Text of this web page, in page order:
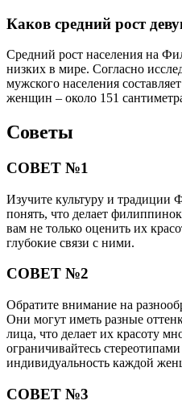
Каков средний рост
Средний рост населения на
низких в мире. Согласно
мужского населения
женщин – около 151
Советы
СОВЕТ №1
Изучите культуру и
понять, что делает
вам не только оценить их
глубокие связи с ними.
СОВЕТ №2
Обратите внимание на
Они могут иметь разные
лица, что делает их красоту
ограничивайтесь
индивидуальность каждой
СОВЕТ №3